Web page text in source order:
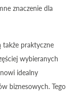
znaczenie dla
praktyczne
wybieranych
idealny
biznesowych. Tego